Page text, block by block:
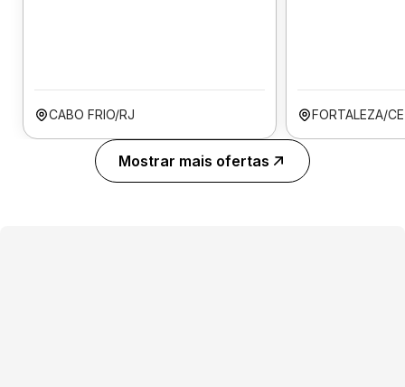
CABO FRIO/RJ FORTALEZA/CE
Mostrar mais ofertas